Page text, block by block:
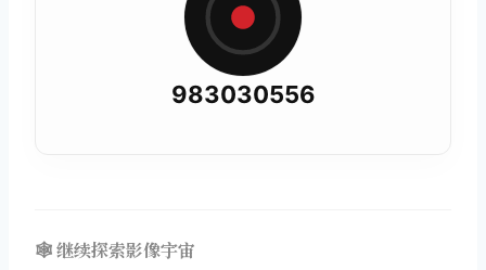
983030556
🕸️ 继续探索影像宇宙